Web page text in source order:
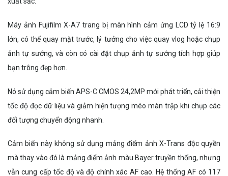
Máy ảnh Fujifilm X-A7 trang bị màn hình cảm ứng LCD tỷ lệ 16:9
lớn, có thể quay mặt trước, lý tưởng cho việc quay vlog hoặc chụp
ảnh tự sướng, và còn có cài đặt chụp ảnh tự sướng tích hợp giúp
bạn trông đẹp hơn.
Nó sử dụng cảm biến APS-C CMOS 24,2MP mới phát triển, cải thiện
tốc độ đọc dữ liệu và giảm hiện tượng méo màn trập khi chụp các
đối tượng chuyển động nhanh.
Cảm biến này không sử dụng mảng điểm ảnh X-Trans độc quyền
mà thay vào đó là mảng điểm ảnh màu Bayer truyền thống, nhưng
vẫn cung cấp tốc độ và độ chính xác AF cao. Hệ thống AF có 117